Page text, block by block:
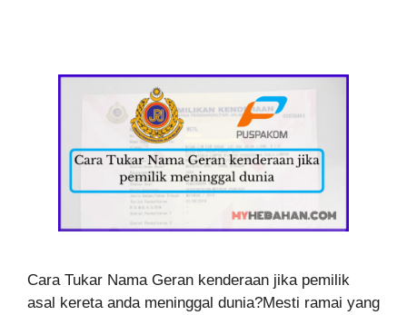
Cara Tukar Nama Geran kenderaan jika pemilik
asal kereta anda meninggal dunia?Mesti ramai yang